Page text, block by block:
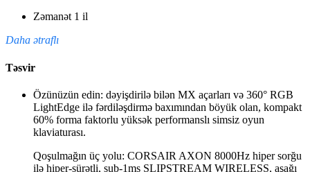
Zəmanət 1 il
Daha ətraflı
Təsvir
Özünüzün edin: dəyişdirilə bilən MX açarları və 360° RGB
LightEdge ilə fərdiləşdirmə baxımından böyük olan, kompakt
60% forma faktorlu yüksək performanslı simsiz oyun
klaviaturası.
Qoşulmağın üç yolu: CORSAIR AXON 8000Hz hiper sorğu
ilə hiper-sürətli, sub-1ms SLIPSTREAM WIRELESS, aşağı